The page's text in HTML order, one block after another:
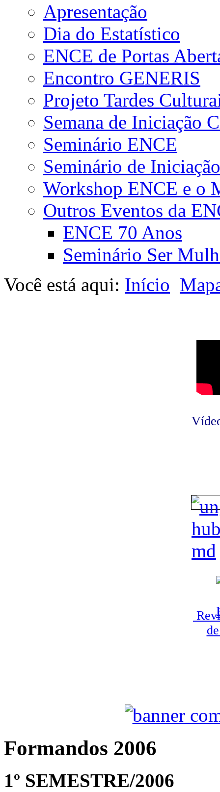
Apresentação
Dia do Estatístico
ENCE de Portas
Encontro GENERIS
Projeto Tardes
Semana de Iniciação
Seminário ENCE
Seminário de
Workshop ENCE e o
Outros Eventos da
ENCE 70 Anos
Seminário Ser
Você está aqui: Início
Formandos 2006
1º SEMESTRE/2006